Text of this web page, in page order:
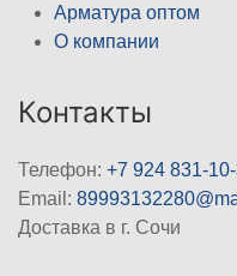
Арматура оптом
О компании
Контакты
Телефон: +7 924 831-
Email:
Доставка в г. Сочи